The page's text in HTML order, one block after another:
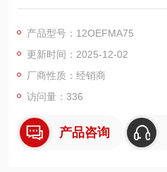
电率高达 62.1 S/m（20℃环境
经过精密抛光处理，减少氧化层
在 12kV、50A 额定工况下，该熔
03Ω
产品型号：12OEFMA75
更新时间：2025-12-02
厂商性质：经销商
访问量：336
产品咨询